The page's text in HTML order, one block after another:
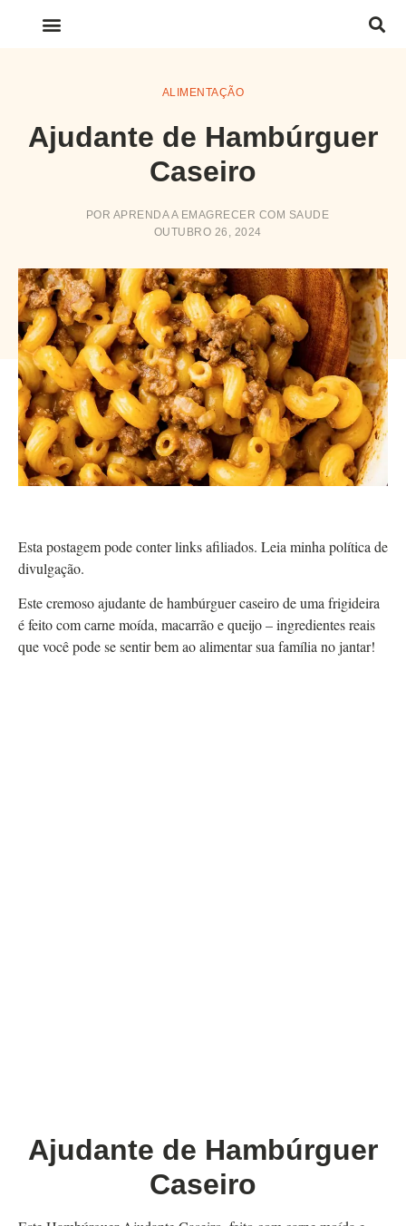
ALIMENTAÇÃO
Ajudante de Hambúrguer
Caseiro
POR APRENDA A EMAGRECER COM SAUDE
OUTUBRO 26, 2024
Esta postagem pode conter links afiliados. Leia minha política de
divulgação.
Este cremoso ajudante de hambúrguer caseiro de uma frigideira
é feito com carne moída, macarrão e queijo – ingredientes reais
que você pode se sentir bem ao alimentar sua família no jantar!
Ajudante de Hambúrguer
Caseiro